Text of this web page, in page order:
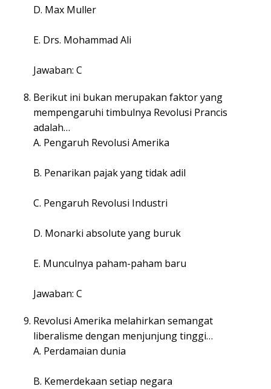
D. Max Muller
E. Drs. Mohammad Ali
Jawaban: C
Berikut ini bukan merupakan faktor yang
mempengaruhi timbulnya Revolusi Prancis
adalah…
A. Pengaruh Revolusi Amerika
B. Penarikan pajak yang tidak adil
C. Pengaruh Revolusi Industri
D. Monarki absolute yang buruk
E. Munculnya paham-paham baru
Jawaban: C
Revolusi Amerika melahirkan semangat
liberalisme dengan menjunjung tinggi…
A. Perdamaian dunia
B. Kemerdekaan setiap negara